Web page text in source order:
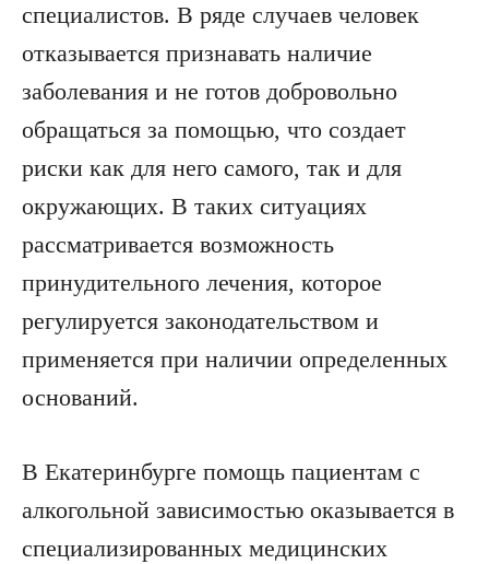
специалистов. В ряде случаев человек
отказывается признавать наличие
заболевания и не готов добровольно
обращаться за помощью, что создает
риски как для него самого, так и для
окружающих. В таких ситуациях
рассматривается возможность
принудительного лечения, которое
регулируется законодательством и
применяется при наличии определенных
оснований.
В Екатеринбурге помощь пациентам с
алкогольной зависимостью оказывается в
специализированных медицинских